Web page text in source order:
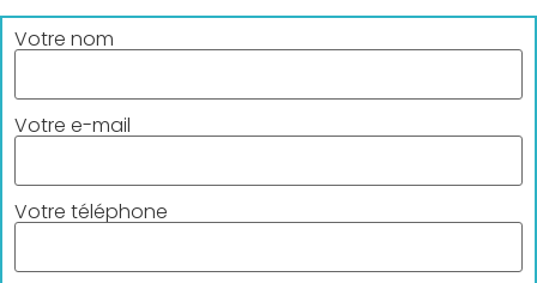
Votre nom
Votre e-mail
Votre téléphone